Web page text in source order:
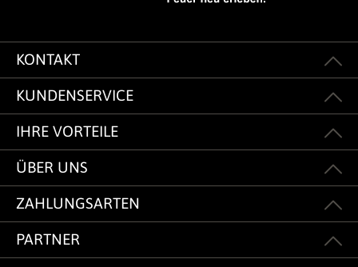
KONTAKT
KUNDENSERVICE
IHRE VORTEILE
ÜBER UNS
ZAHLUNGSARTEN
PARTNER